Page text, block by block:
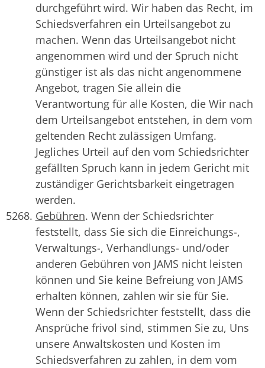
durchgeführt wird. Wir haben das Recht, im
Schiedsverfahren ein Urteilsangebot zu
machen. Wenn das Urteilsangebot nicht
angenommen wird und der Spruch nicht
günstiger ist als das nicht angenommene
Angebot, tragen Sie allein die
Verantwortung für alle Kosten, die Wir nach
dem Urteilsangebot entstehen, in dem vom
geltenden Recht zulässigen Umfang.
Jegliches Urteil auf den vom Schiedsrichter
gefällten Spruch kann in jedem Gericht mit
zuständiger Gerichtsbarkeit eingetragen
werden.
Gebühren. Wenn der Schiedsrichter
feststellt, dass Sie sich die Einreichungs-,
Verwaltungs-, Verhandlungs- und/oder
anderen Gebühren von JAMS nicht leisten
können und Sie keine Befreiung von JAMS
erhalten können, zahlen wir sie für Sie.
Wenn der Schiedsrichter feststellt, dass die
Ansprüche frivol sind, stimmen Sie zu, Uns
unsere Anwaltskosten und Kosten im
Schiedsverfahren zu zahlen, in dem vom